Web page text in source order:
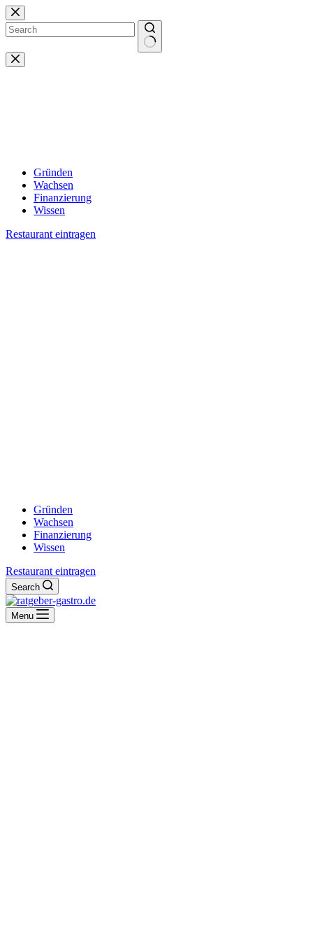
Zum
Inhalt
springen
Keine
Ergebnisse
Gründen
Wachsen
Finanzierung
Wissen
Restaurant eintragen
Gründen
Wachsen
Finanzierung
Wissen
Restaurant eintragen
Search
Menu